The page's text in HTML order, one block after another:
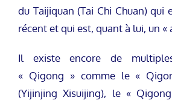
du Taijiquan (Tai Chi Chuan) qui
récent et qui est, quant à lui, un «
Il existe encore de
« Qigong » comme le «
(Yijinjing Xisuijing), le «